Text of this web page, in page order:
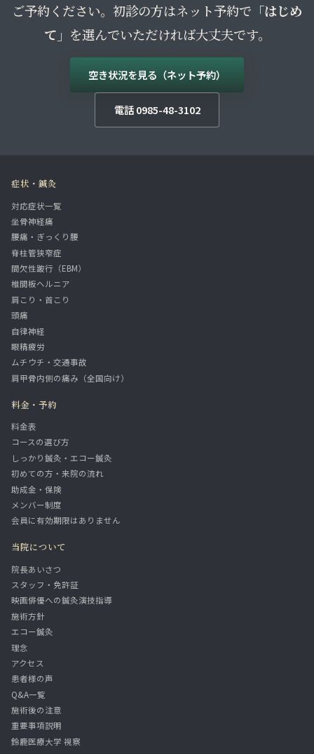
ご予約ください。初診の方はネット予約で 「はじめ
て」 を選んでいただければ大丈夫です。
空き状況を見る（ネット予約）
電話 0985-48-3102
症状・鍼灸
対応症状一覧
坐骨神経痛
腰痛・ぎっくり腰
脊柱管狭窄症
間欠性跛行（EBM）
椎間板ヘルニア
肩こり・首こり
頭痛
自律神経
眼精疲労
ムチウチ・交通事故
肩甲骨内側の痛み（全国向け）
料金・予約
料金表
コースの選び方
しっかり鍼灸・エコー鍼灸
初めての方・来院の流れ
助成金・保険
メンバー制度
会員に有効期限はありません
当院について
院長あいさつ
スタッフ・免許証
映画俳優への鍼灸演技指導
施術方針
エコー鍼灸
理念
アクセス
患者様の声
Q&A一覧
施術後の注意
重要事項説明
鈴鹿医療大学 視察